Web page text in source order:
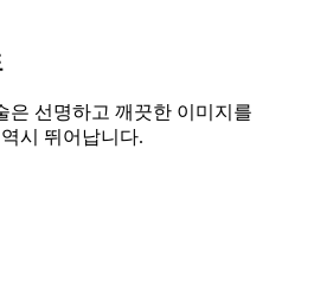
은 선명하고 깨끗한 이미지를
시 뛰어납니다.